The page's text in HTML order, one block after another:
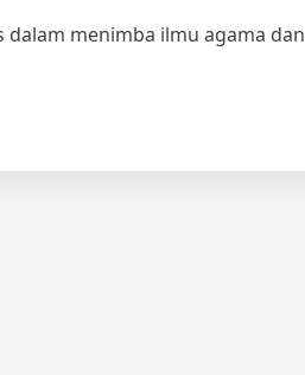
menimba ilmu agama